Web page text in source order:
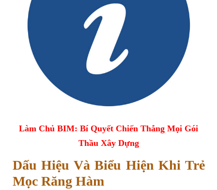
Làm Chủ BIM: Bí Quyết Chiến Thắng Mọi Gói
Thầu Xây Dựng
Dấu Hiệu Và Biểu Hiện Khi Trẻ
Mọc Răng Hàm